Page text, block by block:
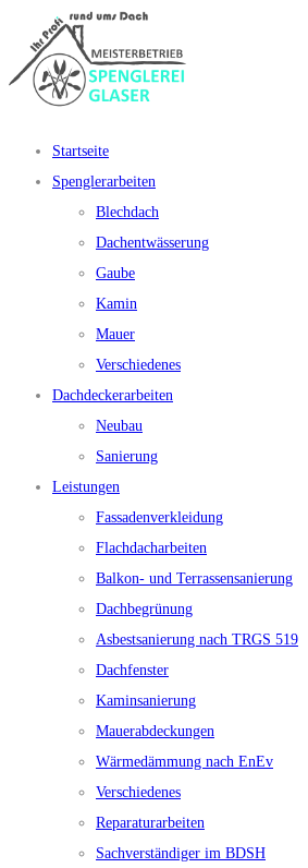
Startseite
Spenglerarbeiten
Blechdach
Dachentwässerung
Gaube
Kamin
Mauer
Verschiedenes
Dachdeckerarbeiten
Neubau
Sanierung
Leistungen
Fassadenverkleidung
Flachdacharbeiten
Balkon- und Terrassensanierung
Dachbegrünung
Asbestsanierung nach TRGS 519
Dachfenster
Kaminsanierung
Mauerabdeckungen
Wärmedämmung nach EnEv
Verschiedenes
Reparaturarbeiten
Sachverständiger im BDSH